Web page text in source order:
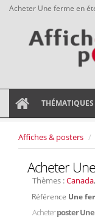
Acheter Une ferme en
THÉMATIQUES
Affiches & posters
Acheter
Thèmes :Canada,
Référence Une
Acheterposter